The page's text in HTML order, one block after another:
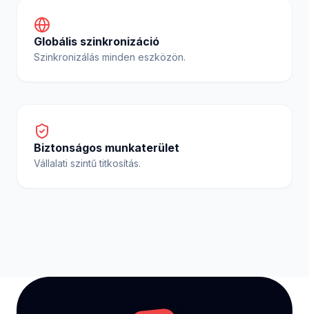
Globális szinkronizáció
Szinkronizálás minden eszközön.
Biztonságos munkaterület
Vállalati szintű titkosítás.